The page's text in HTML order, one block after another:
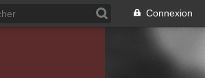
Connexion